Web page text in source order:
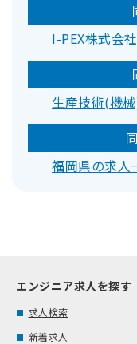
I-PEX株式会
生産技術(機
福岡県の求人
エンジニア求人を探す
求人検索
新着求人